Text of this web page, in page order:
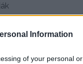
Information
of your personal or